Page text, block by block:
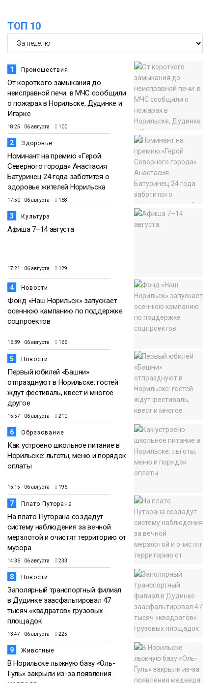
ТОП 10
1 Происшествия
От короткого замыкания до
неисправной печи: в МЧС сообщили
о пожарах в Норильске, Дудинке и
Игарке
18:25 06 августа 100
2 Здоровье
Номинант на премию «Герой
Северного города» Анастасия
Батуринец 24 года заботится о
здоровье жителей Норильска
17:50 06 августа 168
3 Культура
Афиша 7–14 августа
17:21 06 августа 129
4 Новости
Фонд «Наш Норильск» запускает
осеннюю кампанию по поддержке
соцпроектов
16:39 06 августа 166
5 Новости
Первый юбилей «Башни»
отпразднуют в Норильске: гостей
ждут фестиваль, квест и многое
другое
15:57 06 августа 210
6 Образование
Как устроено школьное питание в
Норильске: льготы, меню и порядок
оплаты
15:15 06 августа 196
7 Плато Путорана
На плато Путорана создадут
систему наблюдения за вечной
мерзлотой и очистят территорию от
мусора
14:36 06 августа 233
8 Новости
Заполярный транспортный филиал
в Дудинке заасфальтировал 47
тысяч «квадратов» грузовых
площадок
13:47 06 августа 225
9 Животные
В Норильске лыжную базу «Оль-
Гуль» закрыли из-за появления